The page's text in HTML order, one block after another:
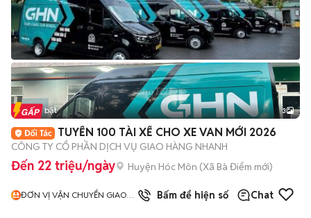
Tin nổi bật 3
TUYỂN 100 TÀI XẾ CHO XE VAN MỚI 2026
CÔNG TY CỔ PHẦN DỊCH VỤ GIAO HÀNG NHANH
Đến 22 triệu/ngày Huyện Hóc Môn (Xã Bà Điểm mới)
ĐƠN VỊ VẬN CHUYỂN GIAO
Bấm để hiện số Chat